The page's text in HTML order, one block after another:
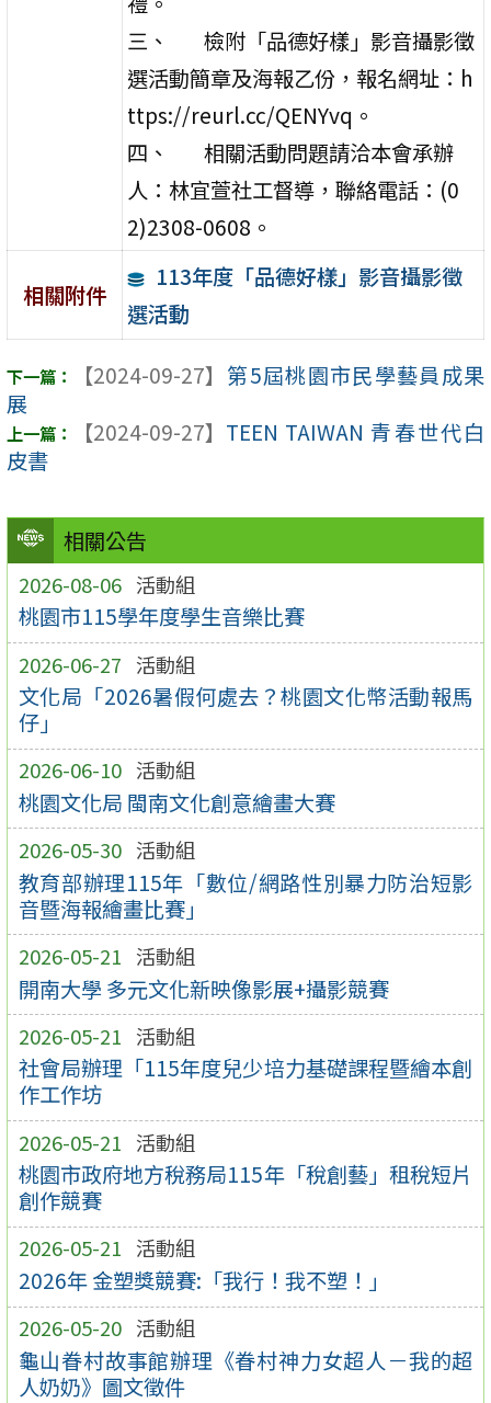
相關公告
2026-08-06 活動組
桃園市115學年度學生音樂比賽
2026-06-27 活動組
文化局「2026暑假何處去？桃園文化幣活動報馬
仔」
2026-06-10 活動組
桃園文化局 閩南文化創意繪畫大賽
2026-05-30 活動組
教育部辦理115年「數位/網路性別暴力防治短影
音暨海報繪畫比賽」
2026-05-21 活動組
開南大學 多元文化新映像影展+攝影競賽
2026-05-21 活動組
社會局辦理「115年度兒少培力基礎課程暨繪本創
作工作坊
2026-05-21 活動組
桃園市政府地方稅務局115年「稅創藝」租稅短片
創作競賽
2026-05-21 活動組
2026年 金塑獎競賽:「我行！我不塑！」
2026-05-20 活動組
龜山眷村故事館辦理《眷村神力女超人－我的超
人奶奶》圖文徵件
三、 檢附「品德好樣」影音攝影徵
選活動簡章及海報乙份，報名網址：h
ttps://reurl.cc/QENYvq。
四、 相關活動問題請洽本會承辦
人：林宜萱社工督導，聯絡電話：(0
2)2308-0608。
相關附件
113年度「品德好樣」影音攝影徵
選活動
【2024-09-27】 第5屆桃園市民學藝員成果
展
【2024-09-27】 TEEN TAIWAN 青春世代白
皮書